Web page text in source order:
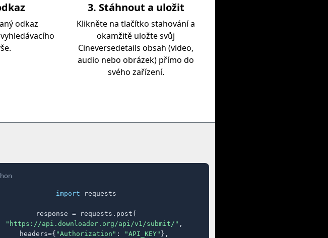
odkaz
3. Stáhnout a uložit
Klikněte na tlačítko stahování a
okamžitě uložte svůj
Cineversedetails obsah (video,
audio nebo obrázek) přímo do
svého zařízení.
import requests
response = requests.post(
"https://api.downloader.org/api/v1/submit/" ,
    headers={
"Authorization" : "API_KEY" },